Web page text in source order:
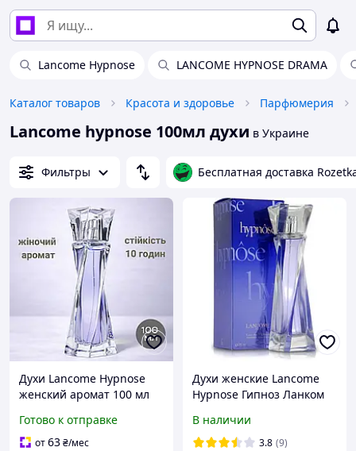
Lancome Hypnose LANCOME HYPNOSE DRAMA
Каталог товаров Красота и здоровье Парфюмерия
Lancome hypnose 100мл духи в Украине
Фильтры Бесплатная доставка
Духи Lancome Hypnose
женский аромат 100 мл
ноты парфюма Ланком
Гипновоз
Готово к отправке
от63₴/мес
Духи женские Lancome
Hypnose Гипноз Ланком
В наличии
3.8 (9)